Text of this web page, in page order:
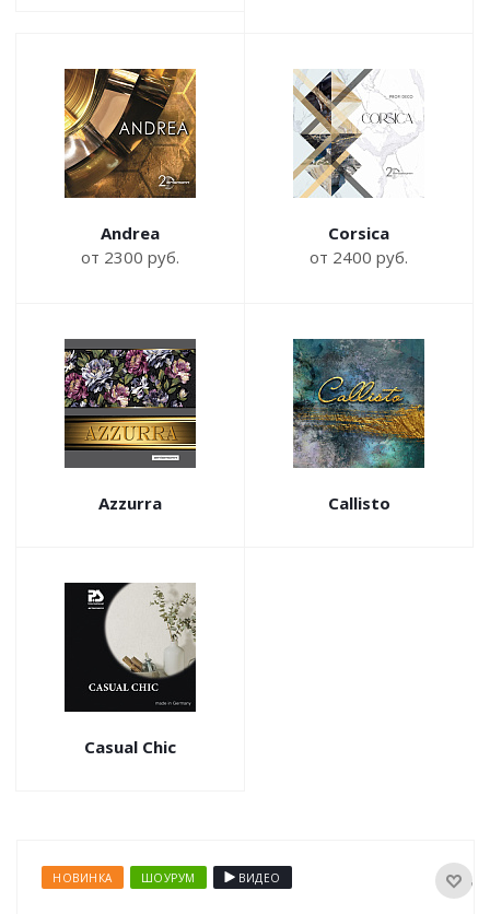
Andrea
от 2300 руб.
Corsica
от 2400 руб.
Azzurra Callisto
Casual Chic
НОВИНКА ШОУРУМ ВИДЕО